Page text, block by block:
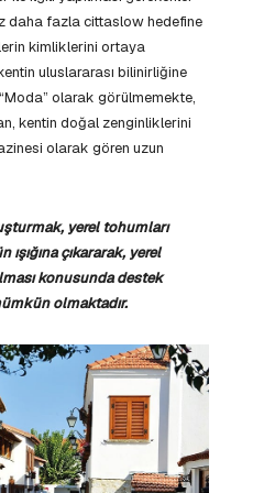
daha fazla cittaslow hedefine
kimliklerini ortaya
uluslararası bilinirliğine
olarak görülmemekte,
kentin doğal zenginliklerini
olarak gören uzun
yerel tohumları
çıkararak, yerel
konusunda destek
olmaktadır.